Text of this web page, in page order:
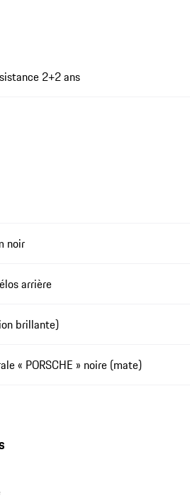
2+2 ans
noir
arrière
brillante)
« PORSCHE » noire (mate)